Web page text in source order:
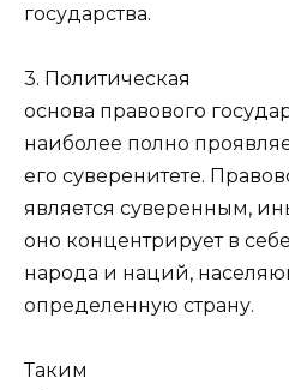
государства.
3. Политическая
основа правового
наиболее полно
его суверенитете.
является суверенным,
оно концентрирует в
народа и наций,
определенную страну.
Таким